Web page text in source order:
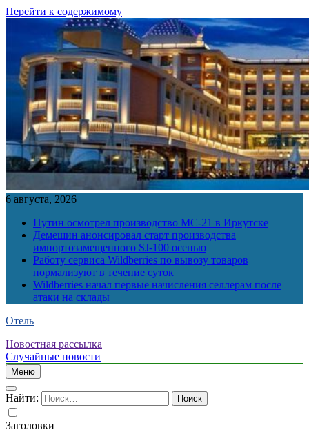
Перейти к содержимому
6 августа, 2026
Путин осмотрел производство МС-21 в Иркутске
Демешин анонсировал старт производства
импортозамещенного SJ-100 осенью
Работу сервиса Wildberries по вывозу товаров
нормализуют в течение суток
Wildberries начал первые начисления селлерам после
атаки на склады
Отель
Новостная рассылка
Случайные новости
Меню
Найти:
Заголовки